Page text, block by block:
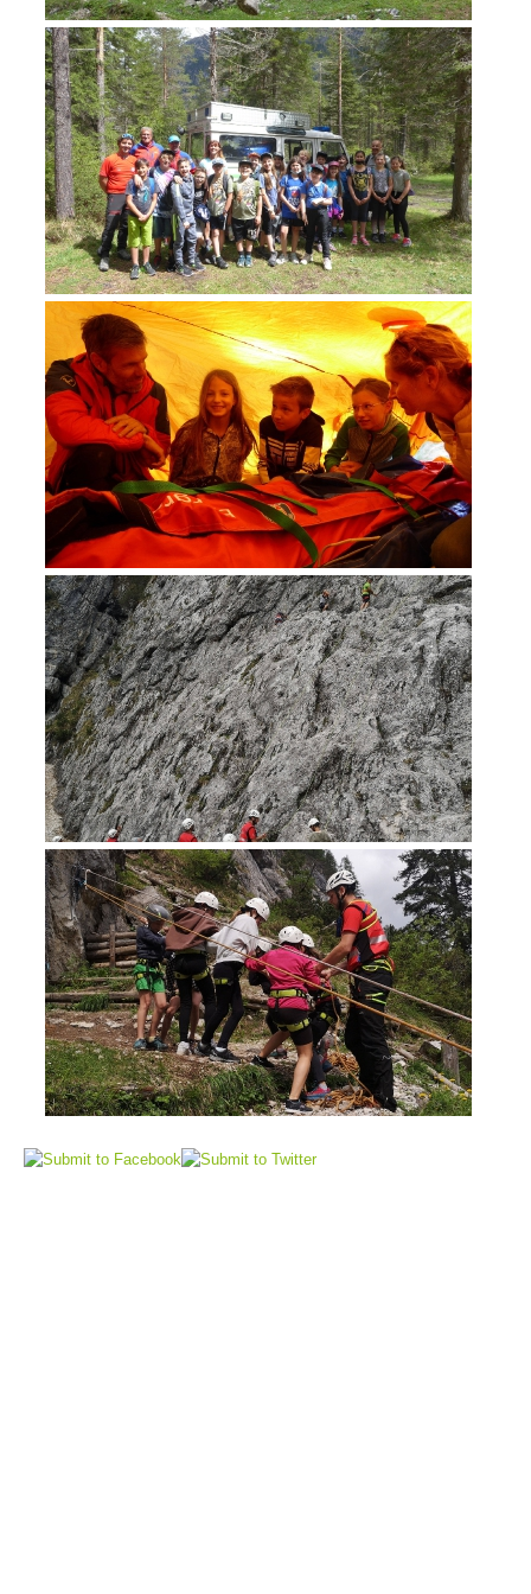
ATTIVITÁ
Soccorso in montagna
Elisoccorso